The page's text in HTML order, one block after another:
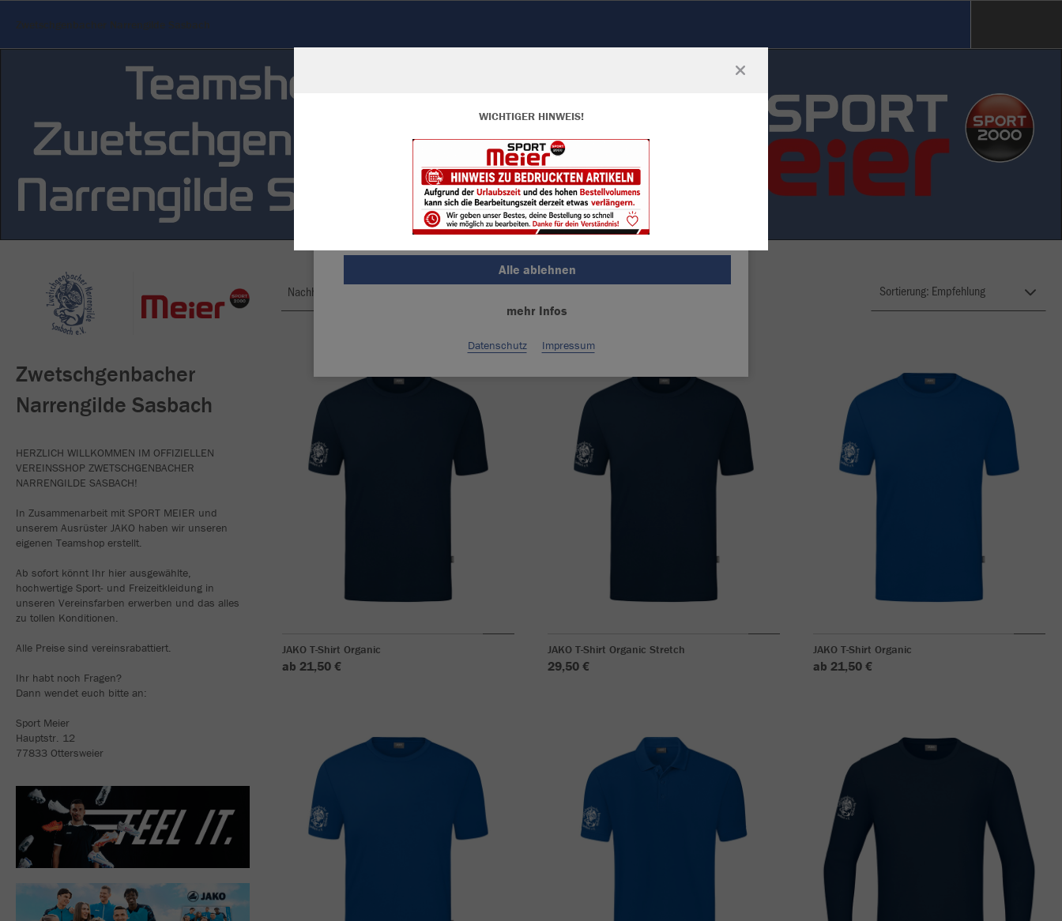
Zwetschgenbacher
Narrengilde Sasbach
HERZLICH WILLKOMMEN IM OFFIZIELLEN
VEREINSSHOP ZWETSCHGENBACHER
NARRENGILDE SASBACH!
In Zusammenarbeit mit SPORT MEIER und
unserem Ausrüster JAKO haben wir unseren
eigenen Teamshop erstellt.
Ab sofort könnt Ihr hier ausgewählte,
hochwertige Sport- und Freizeitkleidung in
unseren Vereinsfarben erwerben und das alles
zu tollen Konditionen.
Alle Preise sind vereinsrabattiert.
Ihr habt noch Fragen?
Dann wendet euch bitte an:
Sport Meier
Hauptstr. 12
77833 Ottersweier
Nachhaltig
JAKO T-Shirt Organic
ab 21,50 €
JAKO T-Shirt Organic Stretch
29,50 €
JAKO T-Shirt Organic
ab 21,50 €
WICHTIGER HINWEIS!
Durch die Analyse der Besucherdaten können wir dir personalisierte Inhalte
anzeigen und unsere Website verbessern. Weitere Informationen zu den
Cookies findest Du in den Einstellungen.
Alle akzeptieren
Alle ablehnen
mehr Infos
Datenschutz Impressum